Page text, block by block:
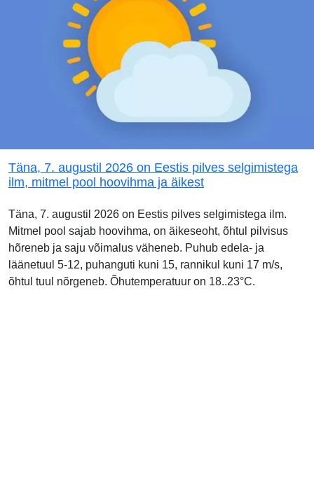
Täna, 7. augustil 2026 on Eestis pilves selgimistega
ilm, mitmel pool hoovihma ja äikest
Täna, 7. augustil 2026 on Eestis pilves selgimistega ilm.
Mitmel pool sajab hoovihma, on äikeseoht, õhtul pilvisus
hõreneb ja saju võimalus väheneb. Puhub edela- ja
läänetuul 5-12, puhanguti kuni 15, rannikul kuni 17 m/s,
õhtul tuul nõrgeneb. Õhutemperatuur on 18..23°C.